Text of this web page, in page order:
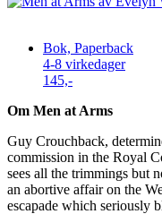
Bok, Paperback
4-8 virkedager
145,-
Om Men at Arms
Guy Crouchback,
commission in the Royal
sees all the trimmings but
an abortive affair on the
escapade which seriously